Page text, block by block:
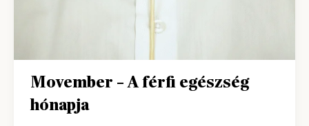
Movember – A férfi egészség
hónapja